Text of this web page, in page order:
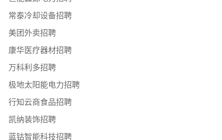
常泰冷却设备招聘
美团外卖招聘
康华医疗器材招聘
万科利多招聘
极地太阳能电力招聘
行知云商食品招聘
凯纳装饰招聘
蓝钴智能科技招聘